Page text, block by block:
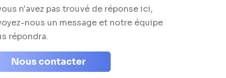
n'avez pas trouvé de réponse ici,
nous un message et notre équipe
répondra.
Nous contacter